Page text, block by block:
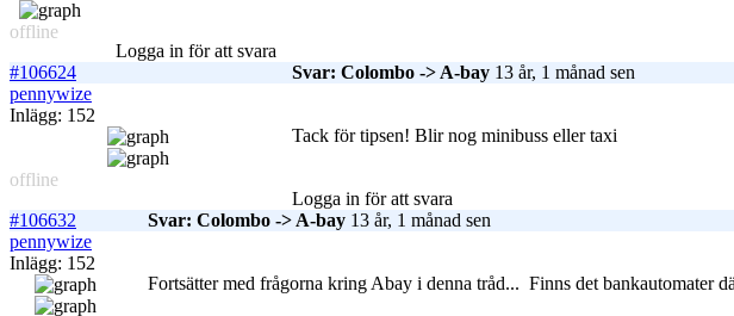
offline
Logga in för att svara
#106624
Svar: Colombo -> A-bay 13 år, 1 månad sen
pennywize
Inlägg: 152
offline
Tack för tipsen! Blir nog minibuss eller taxi
Logga in för att svara
#106632
Svar: Colombo -> A-bay 13 år, 1 månad sen
pennywize
Inlägg: 152
Fortsätter med frågorna kring Abay i denna tråd... Finns det bankautomater